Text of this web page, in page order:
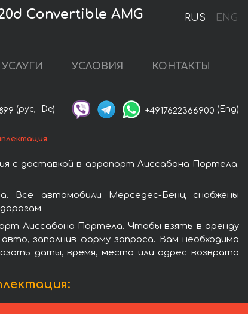
RUS ENG
Convertible AMG
УСЛУГИ УСЛОВИЯ КОНТАКТЫ
(рус, De) +4917622366900 (Eng)
с доставкой в аэропорт Лиссабона Портела.
Все автомобили Мерседес-Бенц снабжены
Лиссабона Портела. Чтобы взять в аренду
заполнив форму запроса. Вам необходимо
даты, время, место или адрес возврата